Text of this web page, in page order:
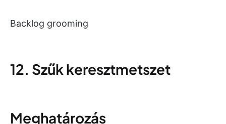
Backlog grooming
12. Szűk keresztmetszet
Meghatározás